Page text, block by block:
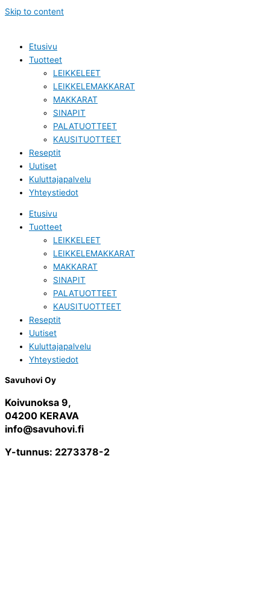
Skip to content
Etusivu
Tuotteet
LEIKKELEET
LEIKKELEMAKKARAT
MAKKARAT
SINAPIT
PALATUOTTEET
KAUSITUOTTEET
Reseptit
Uutiset
Kuluttajapalvelu
Yhteystiedot
Etusivu
Tuotteet
LEIKKELEET
LEIKKELEMAKKARAT
MAKKARAT
SINAPIT
PALATUOTTEET
KAUSITUOTTEET
Reseptit
Uutiset
Kuluttajapalvelu
Yhteystiedot
Savuhovi Oy
Koivunoksa 9,
04200 KERAVA
info@savuhovi.fi
Y-tunnus: 2273378-2